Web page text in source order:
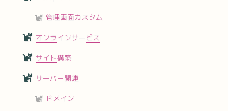
管理画面カスタム
オンラインサービス
サイト構築
サーバー関連
ドメイン